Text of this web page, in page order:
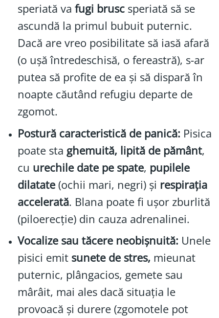
speriată va fugi bruscsperiată să se
ascundă la primul bubuit puternic.
Dacă are vreo posibilitate să iasă afară
(o ușă întredeschisă, o fereastră), s-ar
putea să profite de ea și să dispară în
noapte căutând refugiu departe de
zgomot.
Postură caracteristică de panică: Pisica
poate sta ghemuită, lipită de pământ,
cu urechile date pe spate, pupilele
dilatate(ochii mari, negri) și respirația
accelerată. Blana poate fi ușor zburlită
(piloerecție) din cauza adrenalinei.
Vocalize sau tăcere neobișnuită: Unele
pisici emit sunete de stres, mieunat
puternic, plângacios, gemete sau
mârâit, mai ales dacă situația le
provoacă și durere (zgomotele pot